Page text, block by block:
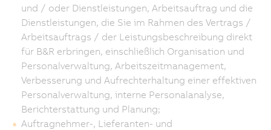
und / oder Dienstleistungen, Arbeitsauftrag und die
Dienstleistungen, die Sie im Rahmen des Vertrags /
Arbeitsauftrags / der Leistungsbeschreibung direkt
für B&R erbringen, einschließlich Organisation und
Personalverwaltung, Arbeitszeitmanagement,
Verbesserung und Aufrechterhaltung einer effektiven
Personalverwaltung, interne Personalanalyse,
Berichterstattung und Planung;
Auftragnehmer-, Lieferanten- und